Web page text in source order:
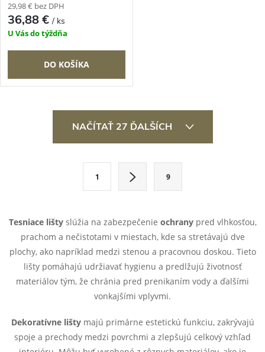
29,98 € bez DPH
36,88 €/ ks
U Vás do týždňa
DO KOŠÍKA
d
c
p
NAČÍTAŤ 27 ĎALŠÍCH
á
k
n
1 9
Tesniace lištyslúžia na zabezpečenie ochranypred vlhkosťou,
prachom a nečistotami v miestach, kde sa stretávajú dve
plochy, ako napríklad medzi stenou a pracovnou doskou. Tieto
lišty pomáhajú udržiavať hygienu a predlžujú životnosť
materiálov tým, že chránia pred prenikaním vody a ďalšími
vonkajšími vplyvmi.
Dekoratívne lištymajú primárne estetickú funkciu, zakrývajú
spoje a prechody medzi povrchmi a zlepšujú celkový vzhľad